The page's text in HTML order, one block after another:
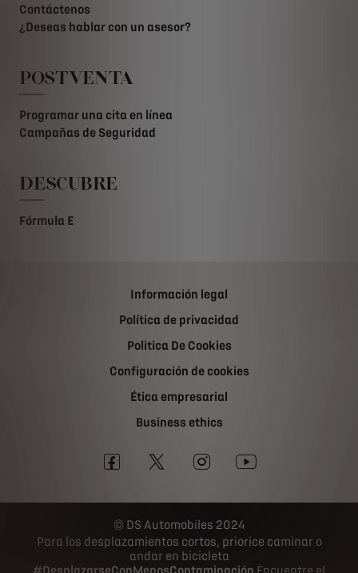
Contáctenos
¿Deseas hablar con un asesor?
POSTVENTA
Programar una cita en línea
Campañas de Seguridad
DESCUBRE
Fórmula E
Información legal
Política de privacidad
Politica De Cookies
Configuración de cookies
Ética empresarial
Business ethics
DS Automobiles 2024
Para los desplazamientos cortos, priorice caminar o
andar en bicicleta